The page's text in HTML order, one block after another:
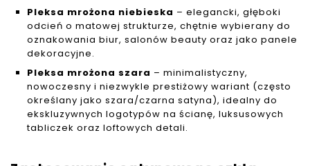
Pleksa mrożona niebieska – elegancki, głęboki
odcień o matowej strukturze, chętnie wybierany do
oznakowania biur, salonów beauty oraz jako panele
dekoracyjne.
Pleksa mrożona szara – minimalistyczny,
nowoczesny i niezwykle prestiżowy wariant (często
określany jako szara/czarna satyna), idealny do
ekskluzywnych logotypów na ścianę, luksusowych
tabliczek oraz loftowych detali.